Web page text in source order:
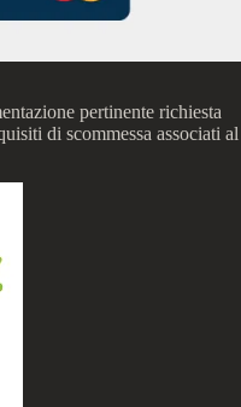
pertinente richiesta
di scommessa associati al